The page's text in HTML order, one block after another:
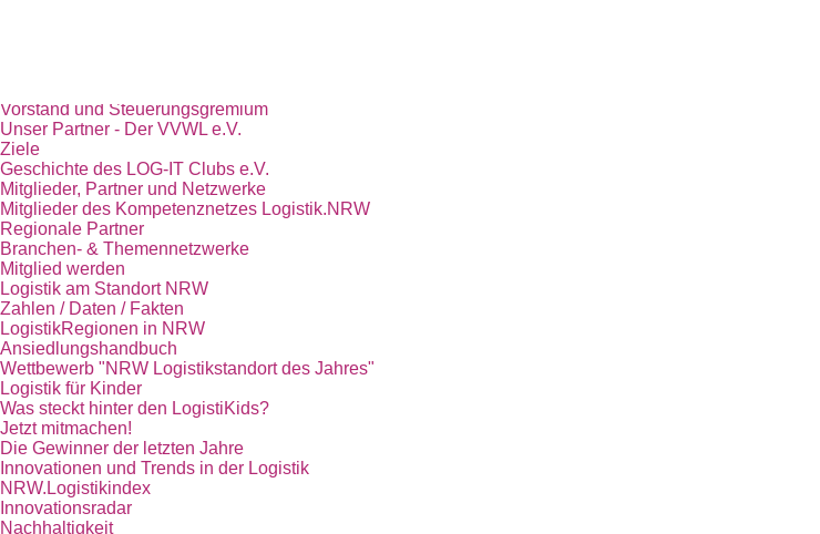
Vorstand und Steuerungsgremium
Unser Partner - Der VVWL e.V.
Ziele
Geschichte des LOG-IT Clubs e.V.
Mitglieder, Partner und Netzwerke
Mitglieder des Kompetenznetzes Logistik.NRW
Regionale Partner
Branchen- & Themennetzwerke
Mitglied werden
Logistik am Standort NRW
Zahlen / Daten / Fakten
LogistikRegionen in NRW
Ansiedlungshandbuch
Wettbewerb "NRW Logistikstandort des Jahres"
Logistik für Kinder
Was steckt hinter den LogistiKids?
Jetzt mitmachen!
Die Gewinner der letzten Jahre
Innovationen und Trends in der Logistik
NRW.Logistikindex
Innovationsradar
Nachhaltigkeit